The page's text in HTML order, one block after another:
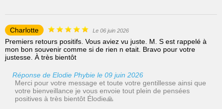
Charlotte Le 06 juin 2026
Premiers retours positifs. Vous aviez vu juste. M. S est rappelé à
mon bon souvenir comme si de rien n etait. Bravo pour votre
justesse. À très bientôt
Réponse de Elodie Phybie le 09 juin 2026
Merci pour votre message et toute votre gentillesse ainsi que
votre bienveillance je vous envoie tout plein de pensées
positives à très bientôt Élodie🙏